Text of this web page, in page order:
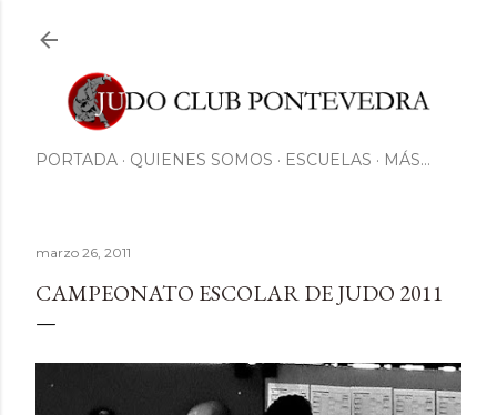
PORTADA QUIENES SOMOS ESCUELAS MÁS…
marzo 26, 2011
CAMPEONATO ESCOLAR DE JUDO 2011